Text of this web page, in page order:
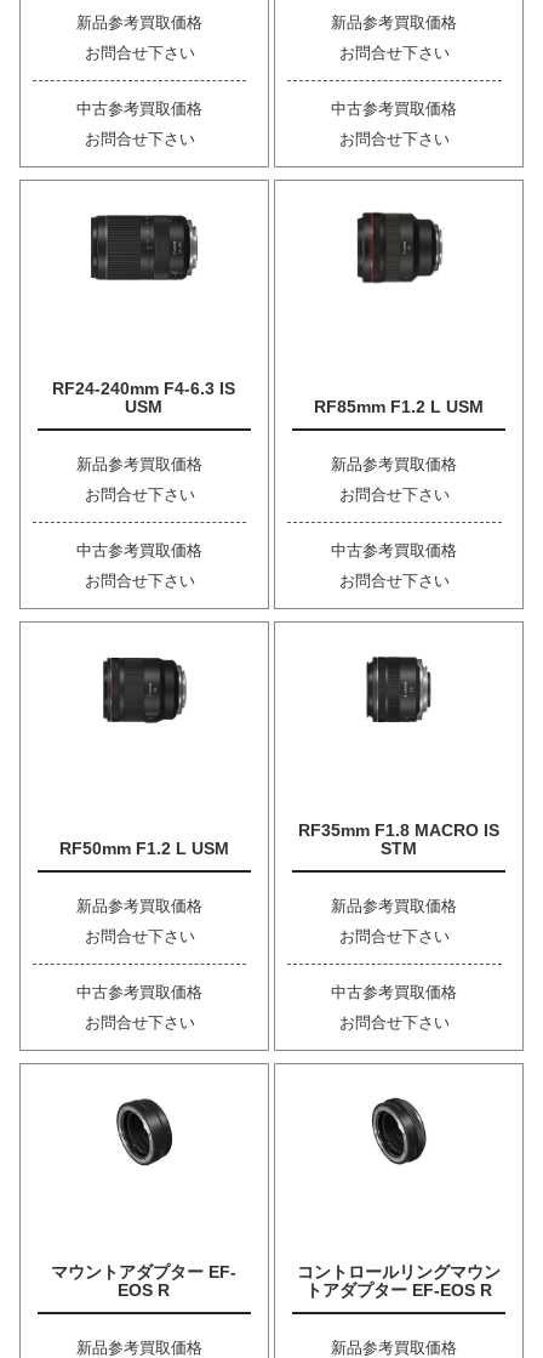
新品参考買取価格
お問合せ下さい
中古参考買取価格
お問合せ下さい
新品参考買取価格
お問合せ下さい
中古参考買取価格
お問合せ下さい
RF24-240mm F4-6.3 IS
USM
新品参考買取価格
お問合せ下さい
中古参考買取価格
お問合せ下さい
RF85mm F1.2 L USM
新品参考買取価格
お問合せ下さい
中古参考買取価格
お問合せ下さい
RF50mm F1.2 L USM
新品参考買取価格
お問合せ下さい
中古参考買取価格
お問合せ下さい
RF35mm F1.8 MACRO IS
STM
新品参考買取価格
お問合せ下さい
中古参考買取価格
お問合せ下さい
マウントアダプター EF-
EOS R
新品参考買取価格
コントロールリングマウン
トアダプター EF-EOS R
新品参考買取価格